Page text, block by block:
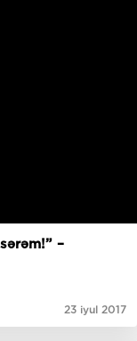
–
23 iyul 2017